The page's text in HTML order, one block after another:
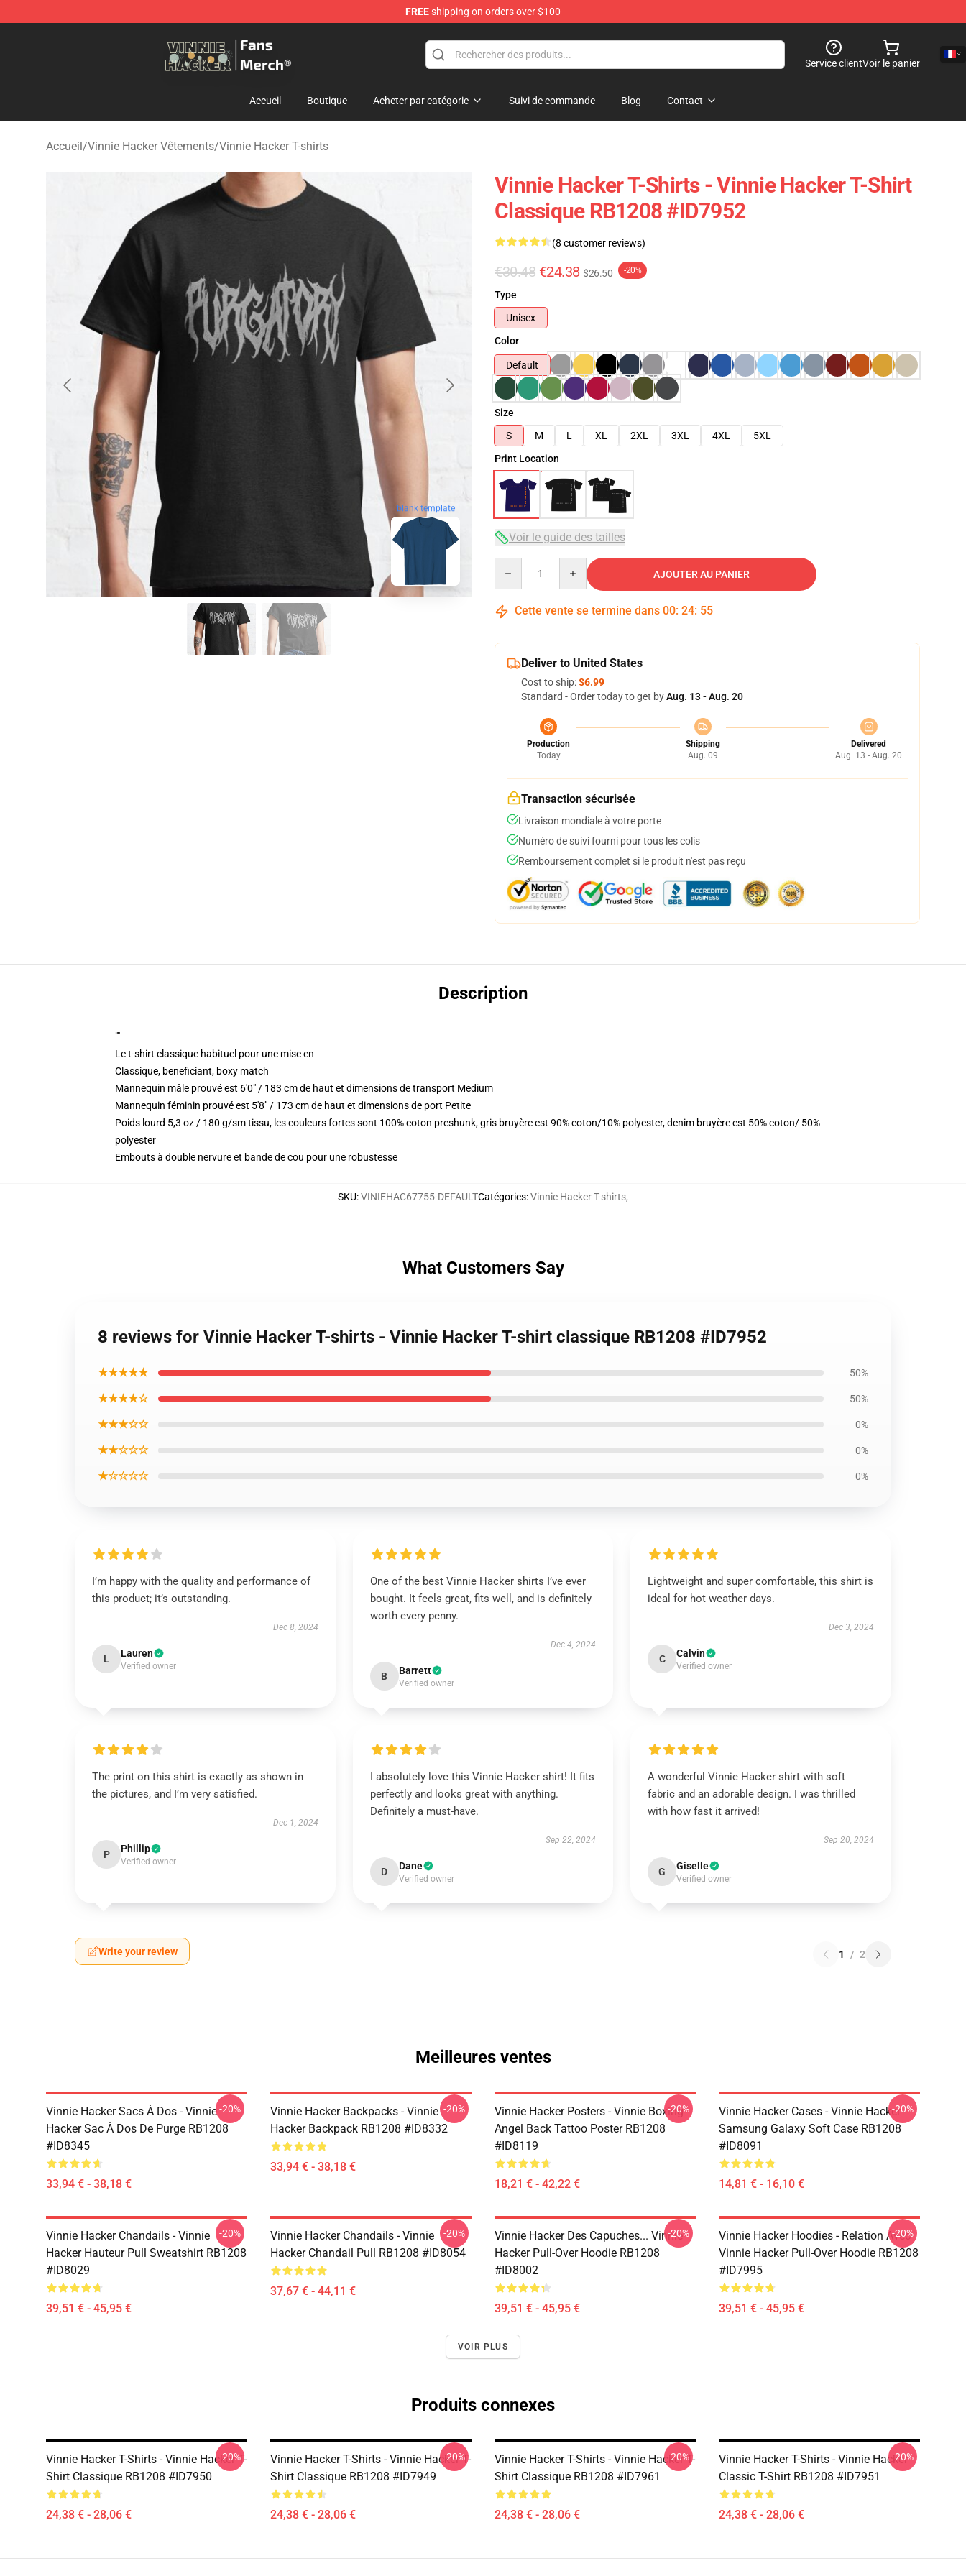
FREEshipping on orders over $100
Service clientVoir le panier
Accueil Boutique Acheter par catégorie Suivi de commande Blog Contact
Accueil/Vinnie Hacker Vêtements/Vinnie Hacker T-shirts
blank template
Vinnie Hacker T-Shirts - Vinnie Hacker T-Shirt
Classique RB1208 #ID7952
(8 customer reviews)
€30.48 €24.38 $26.50 -20%
Type
Unisex
Color
Default
Size
S
M L XL 2XL 3XL 4XL
5XL
Print Location
Voir le guide des tailles
AJOUTER AU PANIER
Cette vente se termine dans 00: 24: 54
Deliver to United States
Cost to ship:$6.99
Standard - Order today to get byAug. 13 - Aug. 20
Production
Today
Shipping
Aug. 09
Delivered
Aug. 13 - Aug. 20
Transaction sécurisée
Livraison mondiale à votre porte
Numéro de suivi fourni pour tous les colis
Remboursement complet si le produit n'est pas reçu
Description
""
Le t-shirt classique habituel pour une mise en
Classique, beneficiant, boxy match
Mannequin mâle prouvé est 6'0" / 183 cm de haut et dimensions de transport Medium
Mannequin féminin prouvé est 5'8" / 173 cm de haut et dimensions de port Petite
Poids lourd 5,3 oz / 180 g/sm tissu, les couleurs fortes sont 100% coton preshunk, gris bruyère est 90% coton/10% polyester, denim bruyère est 50% coton/ 50%
polyester
Embouts à double nervure et bande de cou pour une robustesse
SKU:VINIEHAC67755-DEFAULTCatégories:Vinnie Hacker T-shirts,
What Customers Say
8 reviews for Vinnie Hacker T-shirts - Vinnie Hacker T-shirt classique RB1208 #ID7952
★★★★★ 50%
★★★★☆ 50%
★★★☆☆ 0%
★★☆☆☆ 0%
★☆☆☆☆ 0%
I’m happy with the quality and performance of
this product; it’s outstanding.
Dec 8, 2024
L Lauren
Verified owner
One of the best Vinnie Hacker shirts I’ve ever
bought. It feels great, fits well, and is definitely
worth every penny.
Dec 4, 2024
B Barrett
Verified owner
Lightweight and super comfortable, this shirt is
ideal for hot weather days.
Dec 3, 2024
C Calvin
Verified owner
The print on this shirt is exactly as shown in
the pictures, and I’m very satisfied.
Dec 1, 2024
P Phillip
Verified owner
I absolutely love this Vinnie Hacker shirt! It fits
perfectly and looks great with anything.
Definitely a must-have.
Sep 22, 2024
D Dane
Verified owner
A wonderful Vinnie Hacker shirt with soft
fabric and an adorable design. I was thrilled
with how fast it arrived!
Sep 20, 2024
G Giselle
Verified owner
Write your review 1 / 2
Meilleures ventes
Vinnie Hacker Sacs À Dos - Vinnie
Hacker Sac À Dos De Purge RB1208
#ID8345
33,94 € - 38,18 €
-20%
Vinnie Hacker Backpacks - Vinnie
Hacker Backpack RB1208 #ID8332
33,94 € - 38,18 €
-20%
Vinnie Hacker Posters - Vinnie Boxing
Angel Back Tattoo Poster RB1208
#ID8119
18,21 € - 42,22 €
-20%
Vinnie Hacker Cases - Vinnie Hacker
Samsung Galaxy Soft Case RB1208
#ID8091
14,81 € - 16,10 €
-20%
Vinnie Hacker Chandails - Vinnie
Hacker Hauteur Pull Sweatshirt RB1208
#ID8029
39,51 € - 45,95 €
-20%
Vinnie Hacker Chandails - Vinnie
Hacker Chandail Pull RB1208 #ID8054
37,67 € - 44,11 €
-20%
Vinnie Hacker Des Capuches... Vinnie
Hacker Pull-Over Hoodie RB1208
#ID8002
39,51 € - 45,95 €
-20%
Vinnie Hacker Hoodies - Relation Avec
Vinnie Hacker Pull-Over Hoodie RB1208
#ID7995
39,51 € - 45,95 €
-20%
VOIR PLUS
Produits connexes
Vinnie Hacker T-Shirts - Vinnie Hacker T-
Shirt Classique RB1208 #ID7950
24,38 € - 28,06 €
-20%
Vinnie Hacker T-Shirts - Vinnie Hacker T-
Shirt Classique RB1208 #ID7949
24,38 € - 28,06 €
-20%
Vinnie Hacker T-Shirts - Vinnie Hacker T-
Shirt Classique RB1208 #ID7961
24,38 € - 28,06 €
-20%
Vinnie Hacker T-Shirts - Vinnie Hacker
Classic T-Shirt RB1208 #ID7951
24,38 € - 28,06 €
-20%